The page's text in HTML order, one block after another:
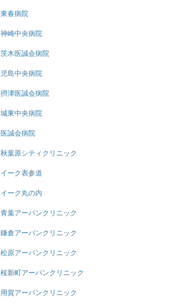
東春病院
神崎中央病院
茨木医誠会病院
児島中央病院
摂津医誠会病院
城東中央病院
医誠会病院
秋葉原シティクリニック
イーク表参道
イーク丸の内
青葉アーバンクリニック
鎌倉アーバンクリニック
松原アーバンクリニック
桜新町アーバンクリニック
用賀アーバンクリニック